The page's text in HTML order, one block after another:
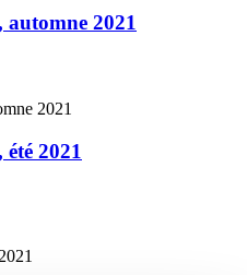
automne 2021
2021